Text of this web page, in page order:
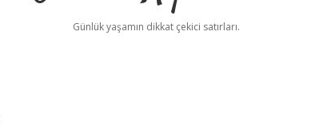
Günlük yaşamın dikkat çekici satırları.